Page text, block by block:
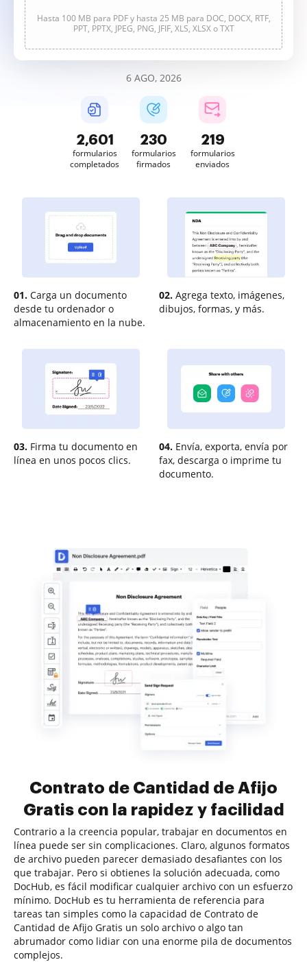
Hasta 100 MB para PDF y hasta 25 MB para DOC, DOCX, RTF,
PPT, PPTX, JPEG, PNG, JFIF, XLS, XLSX o TXT
6 AGO, 2026
2,601
formularios
completados
230
formularios
firmados
219
formularios
enviados
01. Carga un documento
desde tu ordenador o
almacenamiento en la nube.
02. Agrega texto, imágenes,
dibujos, formas, y más.
03. Firma tu documento en
línea en unos pocos clics.
04. Envía, exporta, envía por
fax, descarga o imprime tu
documento.
Contrato de Cantidad de Afijo
Gratis con la rapidez y facilidad
Contrario a la creencia popular, trabajar en documentos en
línea puede ser sin complicaciones. Claro, algunos formatos
de archivo pueden parecer demasiado desafiantes con los
que trabajar. Pero si obtienes la solución adecuada, como
DocHub, es fácil modificar cualquier archivo con un esfuerzo
mínimo. DocHub es tu herramienta de referencia para
tareas tan simples como la capacidad de Contrato de
Cantidad de Afijo Gratis un solo archivo o algo tan
abrumador como lidiar con una enorme pila de documentos
complejos.